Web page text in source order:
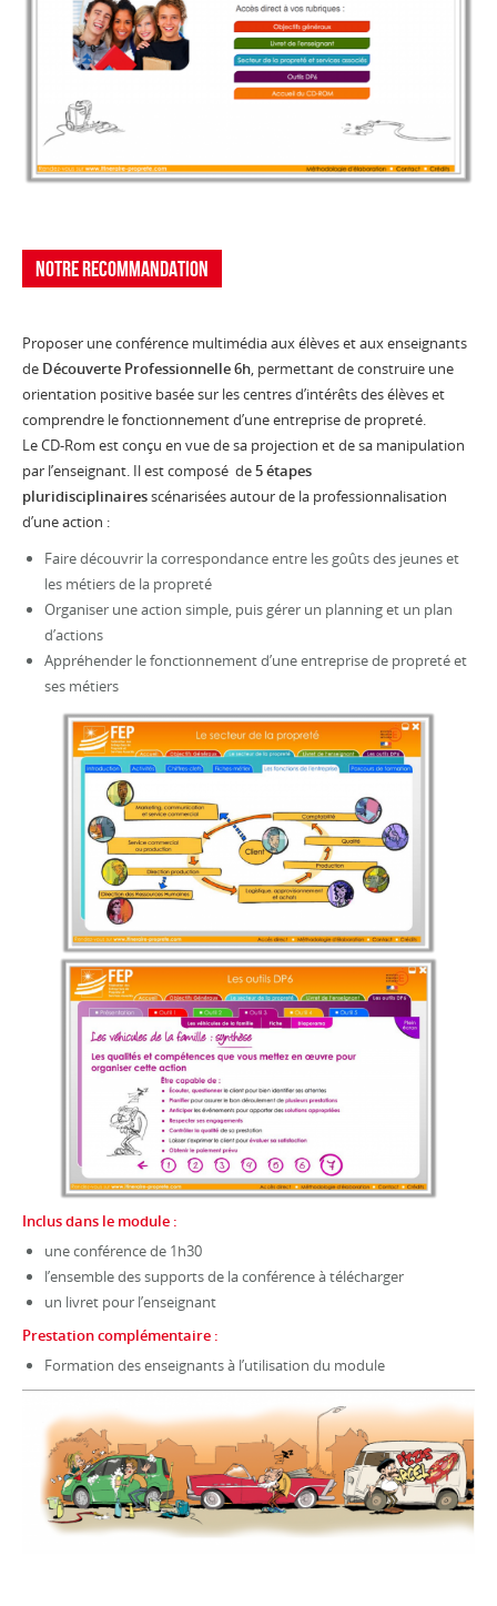
Notre recommandation
Proposer une conférence multimédia aux élèves et aux enseignants
de Découverte Professionnelle 6h, permettant de construire une
orientation positive basée sur les centres d’intérêts des élèves et
comprendre le fonctionnement d’une entreprise de propreté.
Le CD-Rom est conçu en vue de sa projection et de sa manipulation
par l’enseignant. Il est composé de5 étapes
pluridisciplinairesscénarisées autour de la professionnalisation
d’une action :
Faire découvrir la correspondance entre les goûts des jeunes et
les métiers de la propreté
Organiser une action simple, puis gérer un planning et un plan
d’actions
Appréhender le fonctionnement d’une entreprise de propreté et
ses métiers
Inclus dans le module :
une conférence de 1h30
l’ensemble des supports de la conférence à télécharger
un livret pour l’enseignant
Prestation complémentaire :
Formation des enseignants à l’utilisation du module